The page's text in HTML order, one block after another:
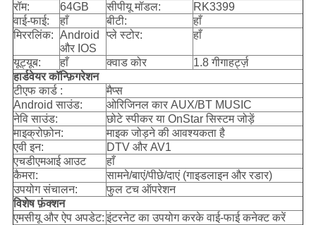
रॉम: 64GB सीपीयू मॉडल:
RK3399
वाई-फाई:
हाँ बीटी:
हाँ
मिररलिंक: Android
और IOS
प्ले स्टोर: हाँ
यूट्यूब: हाँ क्वाड कोर
1.8 गीगाहर्ट्ज़
हार्डवेयर कॉन्फ़िगरेशन
टीएफ कार्ड :
मैप्स
Android साउंड:
ओरिजिनल कार AUX/BT MUSIC
नेवि साउंड:
छोटे स्पीकर या OnStar सिस्टम जोड़ें
माइक्रोफ़ोन:
माइक जोड़ने की आवश्यकता है
एवी इन:
DTV और AV1
एचडीएमआई आउट
हाँ
कैमरा:
सामने/बाएं/पीछे/दाएं (गाइडलाइन और रडार)
उपयोग संचालन:
फुल टच ऑपरेशन
विशेष फ़ंक्शन
एमसीयू और ऐप अपडेट: इंटरनेट का उपयोग करके वाई-फाई कनेक्ट करें